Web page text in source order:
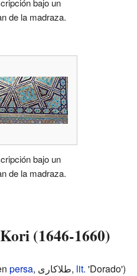
bajo un
de la madraza.
bajo un
de la madraza.
(1646-1660)
persa, طلاکاری‎, lit. 'Dorado')